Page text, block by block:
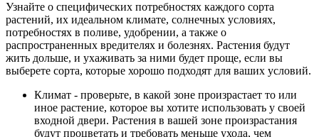
Узнайте о специфических потребностях каждого сорта
растений, их идеальном климате, солнечных условиях,
потребностях в поливе, удобрении, а также о
распространенных вредителях и болезнях. Растения будут
жить дольше, и ухаживать за ними будет проще, если вы
выберете сорта, которые хорошо подходят для ваших условий.
Климат - проверьте, в какой зоне произрастает то или
иное растение, которое вы хотите использовать у своей
входной двери. Растения в вашей зоне произрастания
будут процветать и требовать меньше ухода, чем